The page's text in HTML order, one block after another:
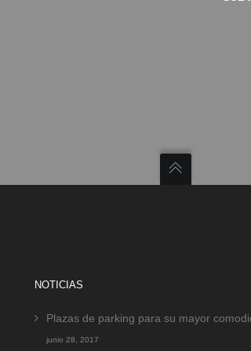
NOTICIAS
Plazas de parking para su mayor
junio 28, 2017